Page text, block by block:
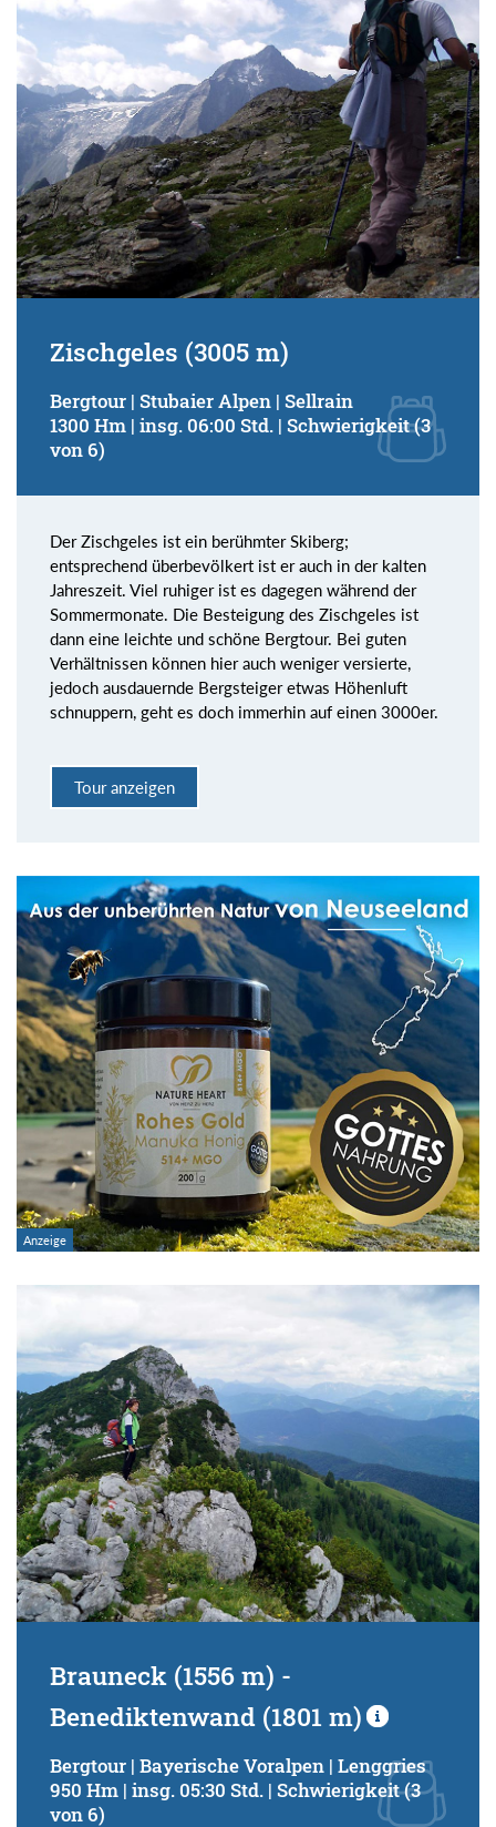
Zischgeles (3005 m)
Bergtour | Stubaier Alpen | Sellrain
1300 Hm | insg. 06:00 Std. | Schwierigkeit (3
von 6)
Der Zischgeles ist ein berühmter Skiberg;
entsprechend überbevölkert ist er auch in der kalten
Jahreszeit. Viel ruhiger ist es dagegen während der
Sommermonate. Die Besteigung des Zischgeles ist
dann eine leichte und schöne Bergtour. Bei guten
Verhältnissen können hier auch weniger versierte,
jedoch ausdauernde Bergsteiger etwas Höhenluft
schnuppern, geht es doch immerhin auf einen 3000er.
Tour anzeigen
Brauneck (1556 m) -
Benediktenwand (1801 m)
Bergtour | Bayerische Voralpen | Lenggries
950 Hm | insg. 05:30 Std. | Schwierigkeit (3
von 6)